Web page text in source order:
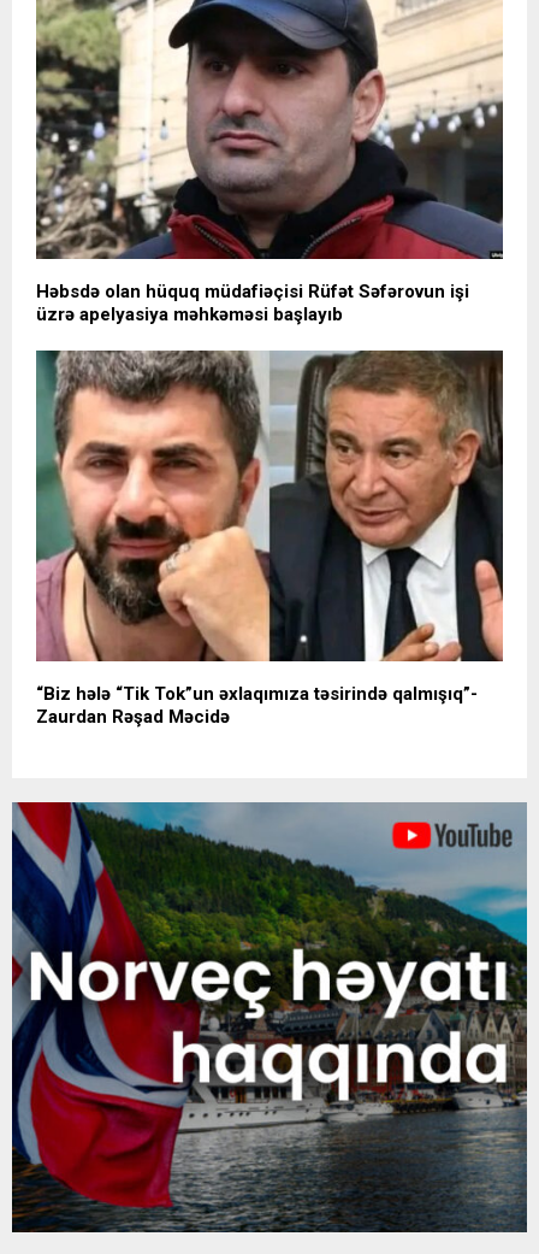
Həbsdə olan hüquq müdafiəçisi Rüfət Səfərovun işi
üzrə apelyasiya məhkəməsi başlayıb
“Biz hələ “Tik Tok”un əxlaqımıza təsirində qalmışıq”-
Zaurdan Rəşad Məcidə